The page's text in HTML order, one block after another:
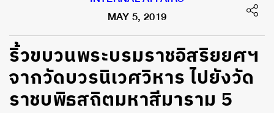
INTERNAL AFFAIRS
MAY 5, 2019
ริ้วขบวนพระบรมราชอิสริยยศฯ
จากวัดบวรนิเวศวิหาร ไปยังวัด
ราชบพิธสถิตมหาสีมาราม 5